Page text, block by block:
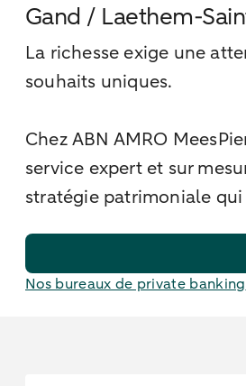
Gand / Laethem-
La richesse exige une
souhaits uniques.
Chez ABN AMRO
service expert et sur
stratégie patrimoniale
Nos bureaux de private banking